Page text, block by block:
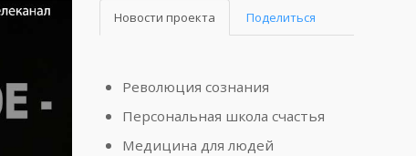
Новости проекта Поделиться
Революция сознания
Персональная школа счастья
Медицина для людей